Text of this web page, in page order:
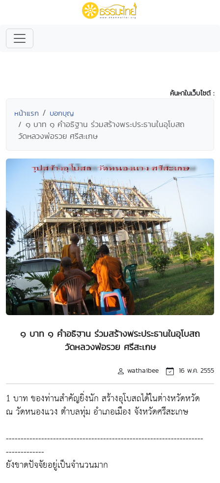
ค้นหาในเว็บไซต์ :
หน้าแรก บอกบุญ
๑ บาท ๑ คำอธิฐาน ร่วมสร้างพระประธานในอุโบสถ
วัดหลวงพ่อรวย ศรีสะเกษ
๑ บาท ๑ คำอธิฐาน ร่วมสร้างพระประธานในอุโบสถ
วัดหลวงพ่อรวย ศรีสะเกษ
wathaibee 16 พ.ค. 2555
1 บาท ของท่านสำคัญยิ่งนัก สร้างอุโบสถได้ในต่างหวัดหวัด
ณ วัดหนองแวง ตำบลทุ่ม อำเภอเมือง จังหวัดศรีสะเกษ
-------------------------------------------------------------------
-------------
ยังขาดปัจจัยอยู่เป็นจำนวนมาก